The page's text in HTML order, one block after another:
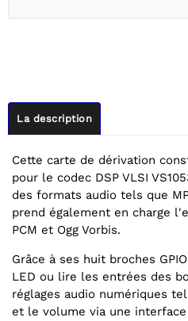
La description
Cette carte de dérivation
pour le codec DSP VLSI
des formats audio tels que
prend également en charge
PCM et Ogg Vorbis.
Grâce à ses huit broches
LED ou lire les entrées des
réglages audio numériques
et le volume via une